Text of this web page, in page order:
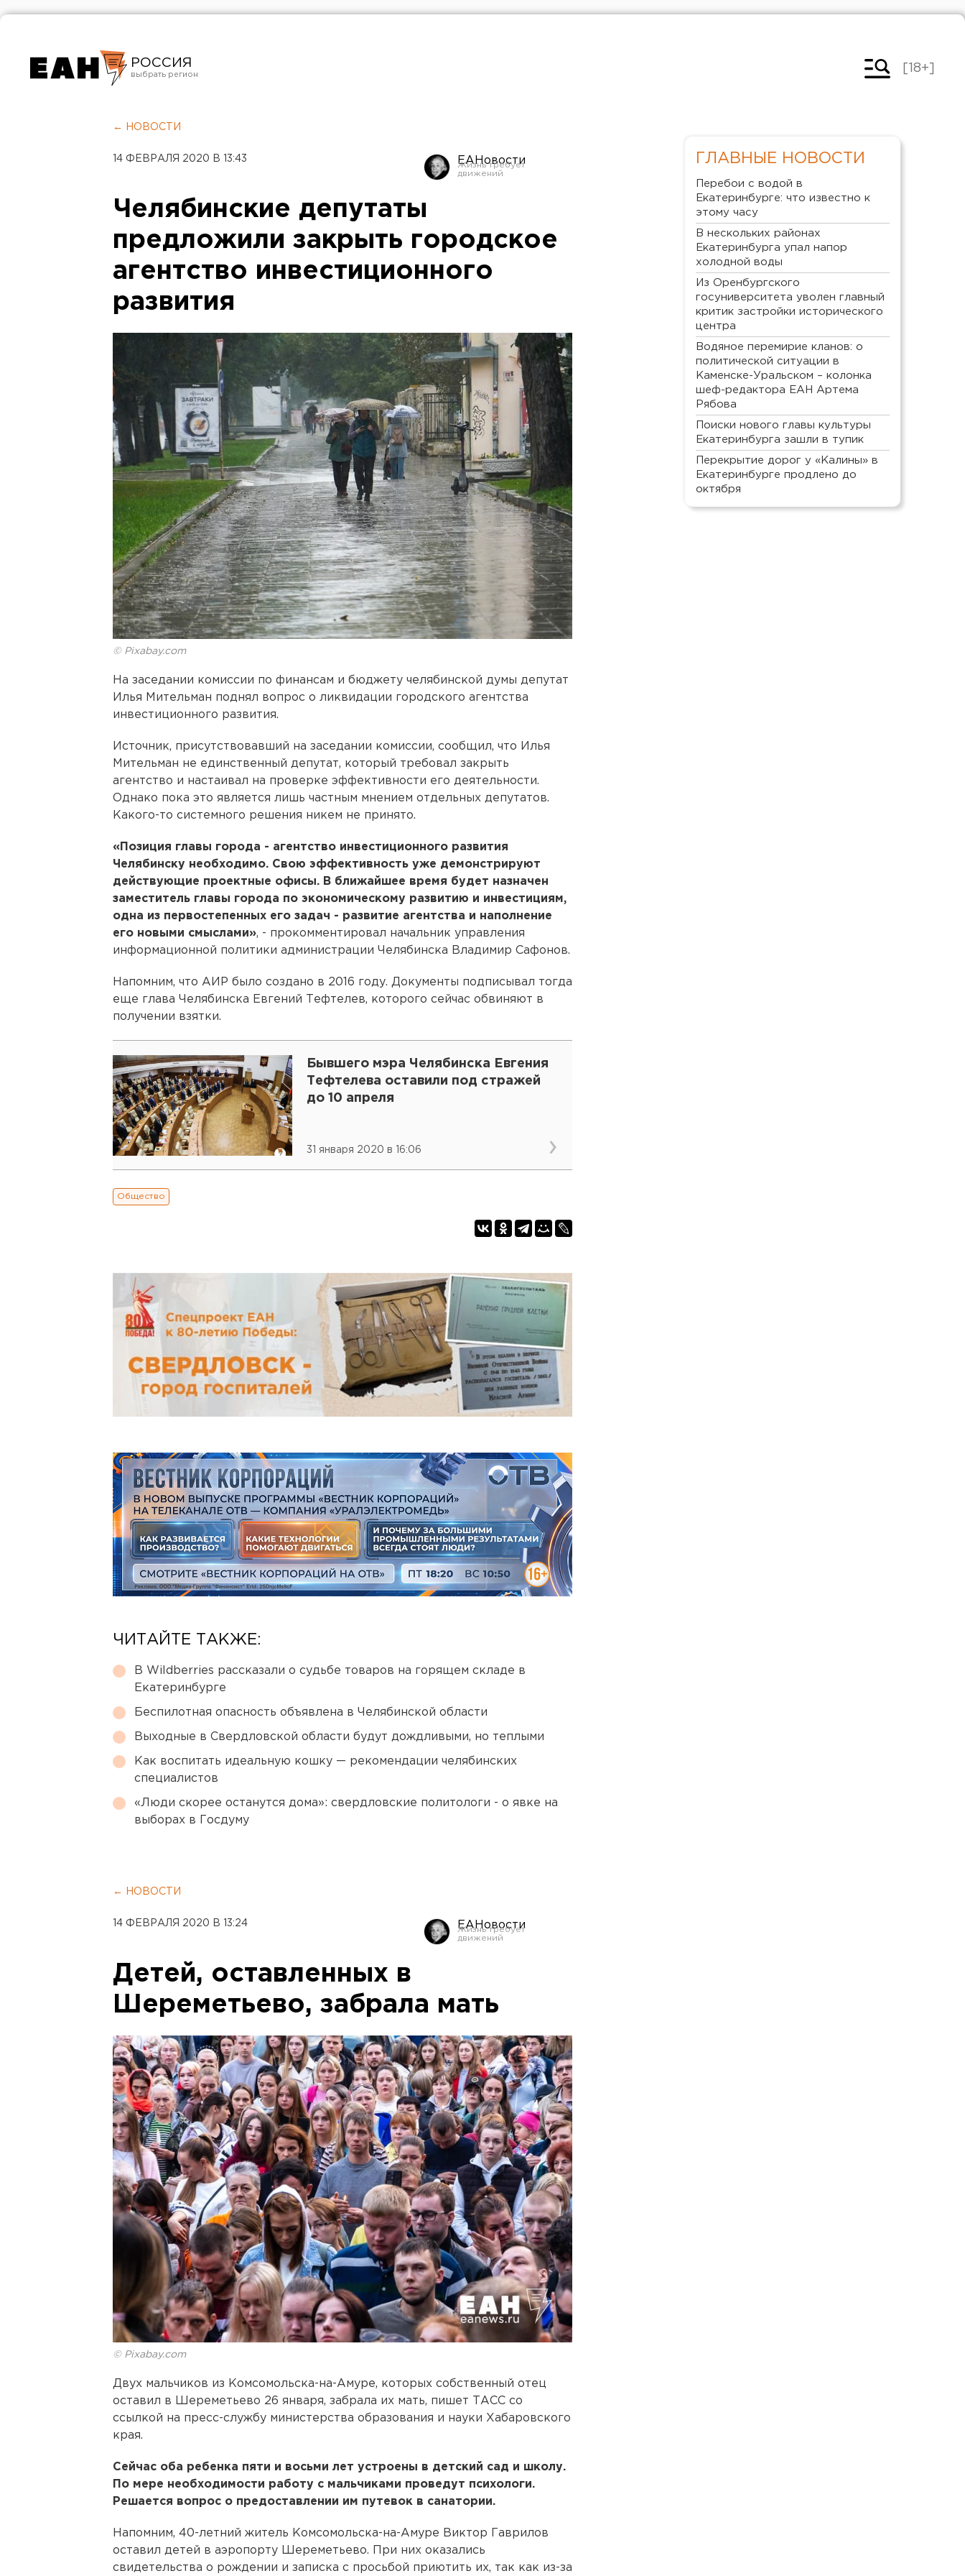
РОССИЯ
Челябинск
[18+]
← НОВОСТИ
14 ФЕВРАЛЯ 2020 В 13:43 ЕАНовости
Челябинские депутаты
предложили закрыть городское
агентство инвестиционного
развития
© Pixabay.com
На заседании комиссии по финансам и бюджету челябинской думы депутат
Илья Мительман поднял вопрос о ликвидации городского агентства
инвестиционного развития.
Источник, присутствовавший на заседании комиссии, сообщил, что Илья
Мительман не единственный депутат, который требовал закрыть
агентство и настаивал на проверке эффективности его деятельности.
Однако пока это является лишь частным мнением отдельных депутатов.
Какого-то системного решения никем не принято.
«Позиция главы города - агентство инвестиционного развития
Челябинску необходимо. Свою эффективность уже демонстрируют
действующие проектные офисы. В ближайшее время будет назначен
заместитель главы города по экономическому развитию и инвестициям,
одна из первостепенных его задач - развитие агентства и наполнение
его новыми смыслами», - прокомментировал начальник управления
информационной политики администрации Челябинска Владимир Сафонов.
Напомним, что АИР было создано в 2016 году. Документы подписывал тогда
еще глава Челябинска Евгений Тефтелев, которого сейчас обвиняют в
получении взятки.
Бывшего мэра Челябинска Евгения
Тефтелева оставили под стражей
до 10 апреля
31 января 2020 в 16:06
Общество
ЧИТАЙТЕ ТАКЖЕ:
В Wildberries рассказали о судьбе товаров на горящем складе в
Екатеринбурге
Беспилотная опасность объявлена в Челябинской области
Выходные в Свердловской области будут дождливыми, но теплыми
Как воспитать идеальную кошку — рекомендации челябинских
специалистов
«Люди скорее останутся дома»: свердловские политологи - о явке на
выборах в Госдуму
← НОВОСТИ
14 ФЕВРАЛЯ 2020 В 13:24 ЕАНовости
Детей, оставленных в
Шереметьево, забрала мать
© Pixabay.com
Двух мальчиков из Комсомольска-на-Амуре, которых собственный отец
оставил в Шереметьево 26 января, забрала их мать, пишет ТАСС со
ссылкой на пресс-службу министерства образования и науки Хабаровского
края.
Сейчас оба ребенка пяти и восьми лет устроены в детский сад и школу.
По мере необходимости работу с мальчиками проведут психологи.
Решается вопрос о предоставлении им путевок в санатории.
Напомним, 40-летний житель Комсомольска-на-Амуре Виктор Гаврилов
оставил детей в аэропорту Шереметьево. При них оказались
свидетельства о рождении и записка с просьбой приютить их, так как из-за
ГЛАВНЫЕ НОВОСТИ
Перебои с водой в
Екатеринбурге: что известно к
этому часу
В нескольких районах
Екатеринбурга упал напор
холодной воды
Из Оренбургского
госуниверситета уволен главный
критик застройки исторического
центра
Водяное перемирие кланов: о
политической ситуации в
Каменске-Уральском – колонка
шеф-редактора ЕАН Артема
Рябова
Поиски нового главы культуры
Екатеринбурга зашли в тупик
Перекрытие дорог у «Калины» в
Екатеринбурге продлено до
октября